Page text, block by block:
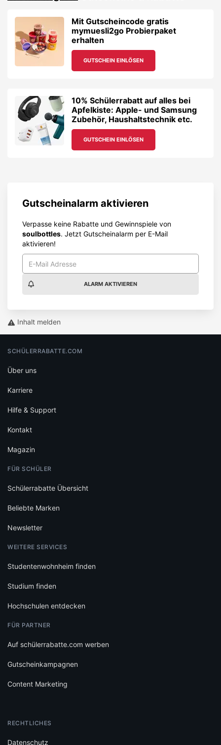
Mit Gutscheincode gratis
mymuesli2go Probierpaket
erhalten
GUTSCHEIN EINLÖSEN
10% Schülerrabatt auf alles bei
Apfelkiste: Apple- und Samsung
Zubehör, Haushaltstechnik etc.
GUTSCHEIN EINLÖSEN
Gutscheinalarm aktivieren
Verpasse keine Rabatte und Gewinnspiele von
soulbottles. Jetzt Gutscheinalarm per E-Mail
aktivieren!
ALARM AKTIVIEREN
Inhalt melden
SCHÜLERRABATTE.COM
Über uns
Karriere
Hilfe & Support
Kontakt
Magazin
FÜR SCHÜLER
Schülerrabatte Übersicht
Beliebte Marken
Newsletter
WEITERE SERVICES
Studentenwohnheim finden
Studium finden
Hochschulen entdecken
FÜR PARTNER
Auf schülerrabatte.com werben
Gutscheinkampagnen
Content Marketing
RECHTLICHES
Datenschutz